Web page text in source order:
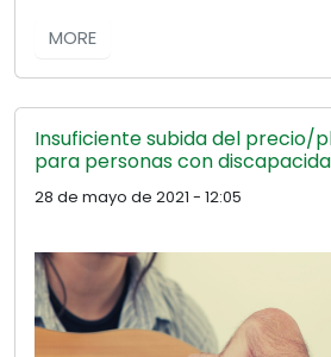
MORE
Insuficiente subida del precio/
para personas con
28 de mayo de 2021 - 12:05